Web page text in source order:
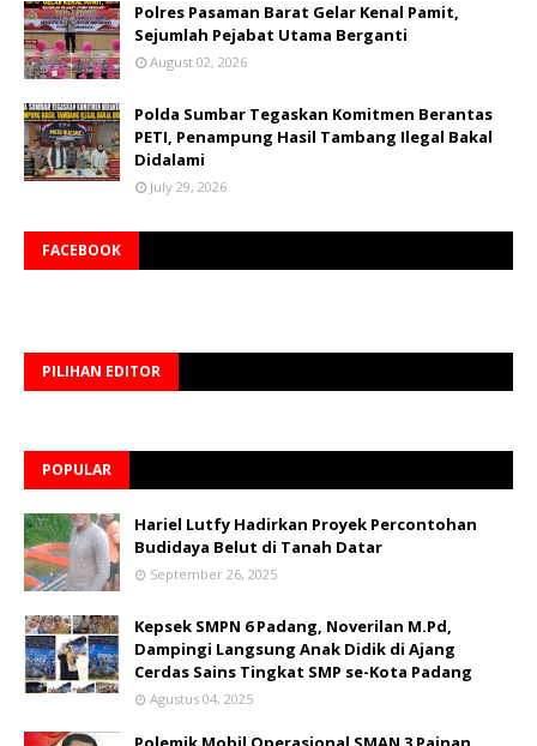
Polres Pasaman Barat Gelar Kenal Pamit,
Sejumlah Pejabat Utama Berganti
August 02, 2026
Polda Sumbar Tegaskan Komitmen Berantas
PETI, Penampung Hasil Tambang Ilegal Bakal
Didalami
July 29, 2026
FACEBOOK
PILIHAN EDITOR
POPULAR
Hariel Lutfy Hadirkan Proyek Percontohan
Budidaya Belut di Tanah Datar
September 26, 2025
Kepsek SMPN 6 Padang, Noverilan M.Pd,
Dampingi Langsung Anak Didik di Ajang
Cerdas Sains Tingkat SMP se-Kota Padang
Agustus 04, 2025